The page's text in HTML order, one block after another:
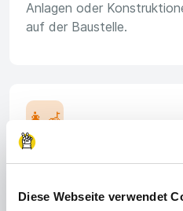
Diese Webseite verwendet
Anlagen oder
auf der Baustelle.
👩‍🦽
Pflege & Soziales